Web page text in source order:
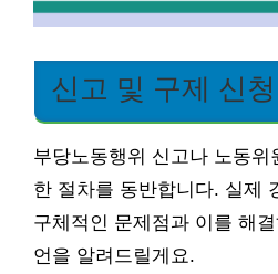
신고 및 구제 신
부당노동행위 신고나 노동
한 절차를 동반합니다. 실제
구체적인 문제점과 이를 해
언을 알려드릴게요.